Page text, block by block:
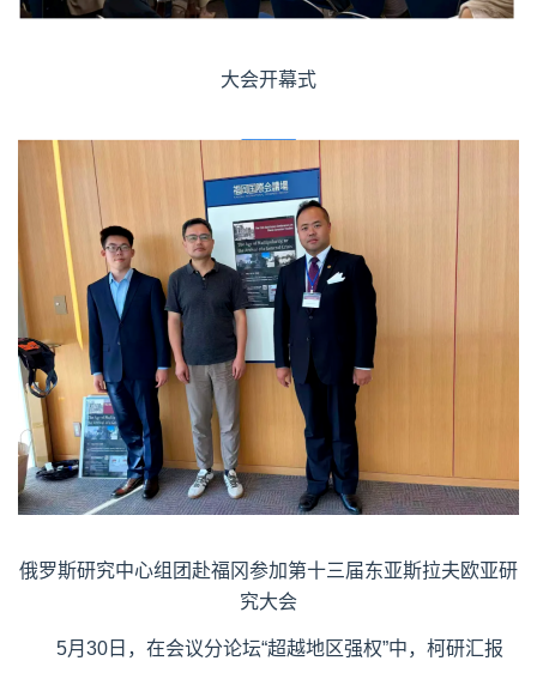
大会开幕式
俄罗斯研究中心组团赴福冈参加第十三届东亚斯拉夫欧亚研
究大会
5月30日，在会议分论坛“超越地区强权”中，柯研汇报